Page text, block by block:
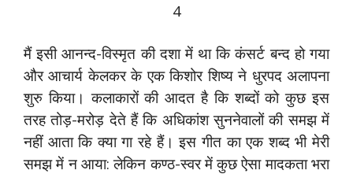
4
मैं इसी आनन्द-विस्मृत की दशा में था कि कंसर्ट बन्द हो गया
और आचार्य केलकर के एक किशोर शिष्य ने धुरपद अलापना
शुरु किया। कलाकारों की आदत है कि शब्दों को कुछ इस
तरह तोड़-मरोड़ देते हैं कि अधिकांश सुननेवालों की समझ में
नहीं आता कि क्या गा रहे हैं। इस गीत का एक शब्द भी मेरी
समझ में न आया: लेकिन कण्ठ-स्वर में कुछ ऐसा मादकता भरा